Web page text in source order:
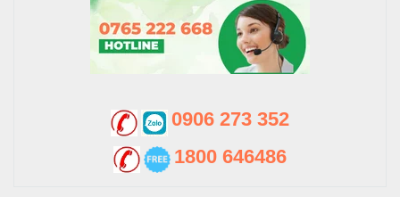
0906 273 352
1800 646486